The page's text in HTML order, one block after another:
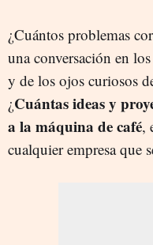
¿Cuántos problemas
una conversación en
y de los ojos curiosos
¿Cuántas ideas y
a la máquina de café,
cualquier empresa que